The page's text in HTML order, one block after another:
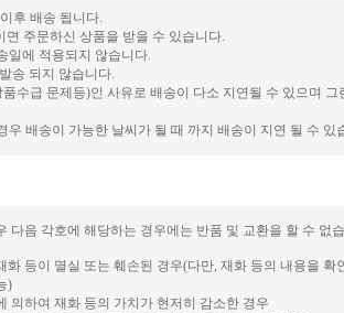
후 배송 됩니다.
주문하신 상품을 받을 수 있습니다.
일에 적용되지 않습니다.
송 되지 않습니다.
수급 문제등)인 사유로 배송이 다소 지연될 수 있으며 그
우 배송이 가능한 날씨가 될 때 까지 배송이 지연 될 수 있
다음 각호에 해당하는 경우에는 반품 및 교환을 할 수 없
화 등이 멸실 또는 훼손된 경우(다만, 재화 등의 내용을 확
)
의하여 재화 등의 가치가 현저히 감소한 경우